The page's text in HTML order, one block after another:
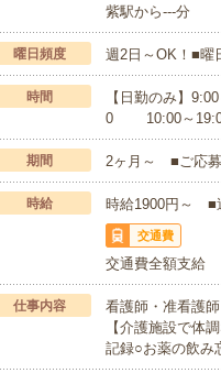
紫駅から---分
曜日頻度 週2日～OK！■曜
時間
【日勤のみ】
0 10:00～
期間 2ヶ月～ ■ご応募
時給 時給1900円～ ■
交通費
交通費全額支給
仕事内容
看護師・准看護師
【介護施設で体
記録○お薬の飲